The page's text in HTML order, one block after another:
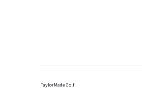
TaylorMade Golf